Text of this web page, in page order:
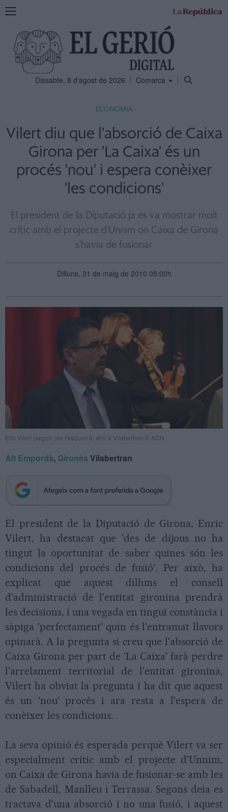
Mostra
navegació
Dissabte, 8 d'agost de 2026 Comarca
ECONOMIA
Vilert diu que l'absorció de Caixa
Girona per 'La Caixa' és un
procés 'nou' i espera conèixer
'les condicions'
El president de la Diputació ja es va mostrar molt
crític amb el projecte d'Unnim on Caixa de Girona
s'havia de fusionar
Dilluns, 31 de maig de 2010 05:00h
Eric Vilert (segon per l'esquerra) ahir a Vilabertran © ACN
Alt Empordà, Gironès Vilabertran
El president de la Diputació de Girona, Enric
Vilert, ha destacat que 'des de dijous no ha
tingut la oportunitat de saber quines són les
condicions del procés de fusió'. Per això, ha
explicat que aquest dilluns el consell
d'administració de l'entitat gironina prendrà
les decisions, i una vegada en tingui constància i
sàpiga 'perfectament' quin és l'entramat llavors
opinarà. A la pregunta si creu que l'absorció de
Caixa Girona per part de 'La Caixa' farà perdre
l'arrelament territorial de l'entitat gironina,
Vilert ha obviat la pregunta i ha dit que aquest
és un 'nou' procés i ara resta a l'espera de
conèixer les condicions.
La seva opinió és esperada perquè Vilert va ser
especialment crític amb el projecte d'Unnim,
on Caixa de Girona havia de fusionar-se amb les
de Sabadell, Manlleu i Terrassa. Segons deia es
tractava d'una absorció i no una fusió, i aquest